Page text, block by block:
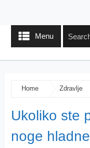
Menu
Home Zdravlje
Ukoliko ste
noge